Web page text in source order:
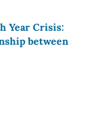
Year Crisis:
between